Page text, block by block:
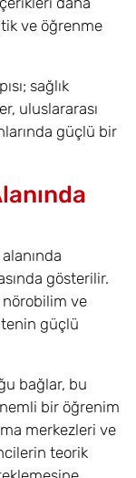
ve öğrenme
sağlık
uluslararası
güçlü bir
gösterilir.
nörobilim ve
güçlü
bağlar, bu
bir öğrenim
merkezleri ve
teorik